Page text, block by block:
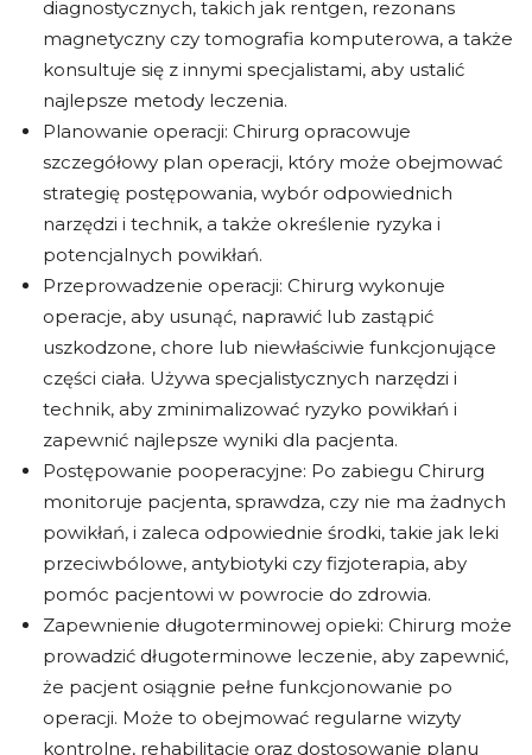
diagnostycznych, takich jak rentgen, rezonans
magnetyczny czy tomografia komputerowa, a także
konsultuje się z innymi specjalistami, aby ustalić
najlepsze metody leczenia.
Planowanie operacji: Chirurg opracowuje
szczegółowy plan operacji, który może obejmować
strategię postępowania, wybór odpowiednich
narzędzi i technik, a także określenie ryzyka i
potencjalnych powikłań.
Przeprowadzenie operacji: Chirurg wykonuje
operacje, aby usunąć, naprawić lub zastąpić
uszkodzone, chore lub niewłaściwie funkcjonujące
części ciała. Używa specjalistycznych narzędzi i
technik, aby zminimalizować ryzyko powikłań i
zapewnić najlepsze wyniki dla pacjenta.
Postępowanie pooperacyjne: Po zabiegu Chirurg
monitoruje pacjenta, sprawdza, czy nie ma żadnych
powikłań, i zaleca odpowiednie środki, takie jak leki
przeciwbólowe, antybiotyki czy fizjoterapia, aby
pomóc pacjentowi w powrocie do zdrowia.
Zapewnienie długoterminowej opieki: Chirurg może
prowadzić długoterminowe leczenie, aby zapewnić,
że pacjent osiągnie pełne funkcjonowanie po
operacji. Może to obejmować regularne wizyty
kontrolne, rehabilitację oraz dostosowanie planu